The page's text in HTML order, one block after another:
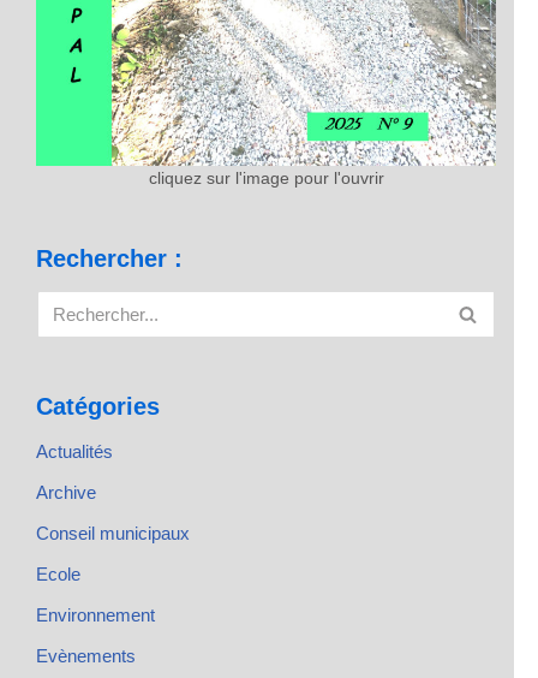
cliquez sur l'image pour l'ouvrir
Rechercher :
Catégories
Actualités
Archive
Conseil municipaux
Ecole
Environnement
Evènements